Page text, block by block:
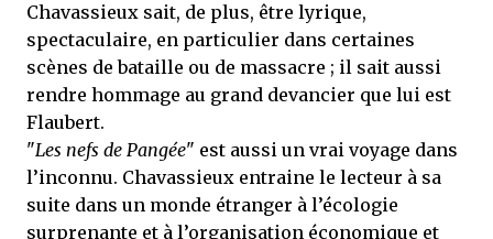
Chavassieux sait, de plus, être lyrique,
spectaculaire, en particulier dans certaines
scènes de bataille ou de massacre ; il sait aussi
rendre hommage au grand devancier que lui est
Flaubert.
"Les nefs de Pangée" est aussi un vrai voyage dans
l’inconnu. Chavassieux entraine le lecteur à sa
suite dans un monde étranger à l’écologie
surprenante et à l’organisation économique et